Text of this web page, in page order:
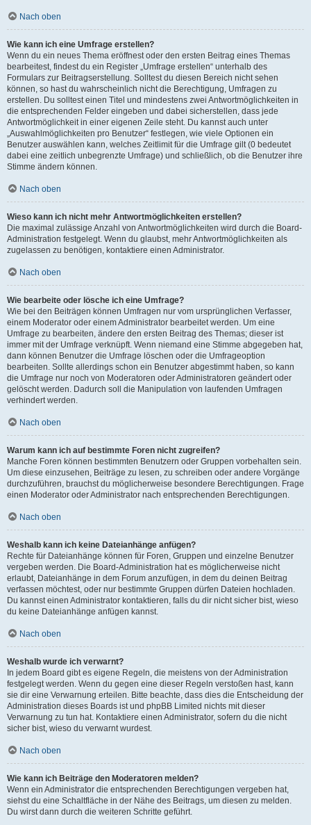
Nach oben
Wie kann ich eine Umfrage erstellen?
Wenn du ein neues Thema eröffnest oder den ersten Beitrag eines Themas
bearbeitest, findest du ein Register „Umfrage erstellen“ unterhalb des
Formulars zur Beitragserstellung. Solltest du diesen Bereich nicht sehen
können, so hast du wahrscheinlich nicht die Berechtigung, Umfragen zu
erstellen. Du solltest einen Titel und mindestens zwei Antwortmöglichkeiten in
die entsprechenden Felder eingeben und dabei sicherstellen, dass jede
Antwortmöglichkeit in einer eigenen Zeile steht. Du kannst auch unter
„Auswahlmöglichkeiten pro Benutzer“ festlegen, wie viele Optionen ein
Benutzer auswählen kann, welches Zeitlimit für die Umfrage gilt (0 bedeutet
dabei eine zeitlich unbegrenzte Umfrage) und schließlich, ob die Benutzer ihre
Stimme ändern können.
Nach oben
Wieso kann ich nicht mehr Antwortmöglichkeiten erstellen?
Die maximal zulässige Anzahl von Antwortmöglichkeiten wird durch die Board-
Administration festgelegt. Wenn du glaubst, mehr Antwortmöglichkeiten als
zugelassen zu benötigen, kontaktiere einen Administrator.
Nach oben
Wie bearbeite oder lösche ich eine Umfrage?
Wie bei den Beiträgen können Umfragen nur vom ursprünglichen Verfasser,
einem Moderator oder einem Administrator bearbeitet werden. Um eine
Umfrage zu bearbeiten, ändere den ersten Beitrag des Themas; dieser ist
immer mit der Umfrage verknüpft. Wenn niemand eine Stimme abgegeben hat,
dann können Benutzer die Umfrage löschen oder die Umfrageoption
bearbeiten. Sollte allerdings schon ein Benutzer abgestimmt haben, so kann
die Umfrage nur noch von Moderatoren oder Administratoren geändert oder
gelöscht werden. Dadurch soll die Manipulation von laufenden Umfragen
verhindert werden.
Nach oben
Warum kann ich auf bestimmte Foren nicht zugreifen?
Manche Foren können bestimmten Benutzern oder Gruppen vorbehalten sein.
Um diese einzusehen, Beiträge zu lesen, zu schreiben oder andere Vorgänge
durchzuführen, brauchst du möglicherweise besondere Berechtigungen. Frage
einen Moderator oder Administrator nach entsprechenden Berechtigungen.
Nach oben
Weshalb kann ich keine Dateianhänge anfügen?
Rechte für Dateianhänge können für Foren, Gruppen und einzelne Benutzer
vergeben werden. Die Board-Administration hat es möglicherweise nicht
erlaubt, Dateianhänge in dem Forum anzufügen, in dem du deinen Beitrag
verfassen möchtest, oder nur bestimmte Gruppen dürfen Dateien hochladen.
Du kannst einen Administrator kontaktieren, falls du dir nicht sicher bist, wieso
du keine Dateianhänge anfügen kannst.
Nach oben
Weshalb wurde ich verwarnt?
In jedem Board gibt es eigene Regeln, die meistens von der Administration
festgelegt werden. Wenn du gegen eine dieser Regeln verstoßen hast, kann
sie dir eine Verwarnung erteilen. Bitte beachte, dass dies die Entscheidung der
Administration dieses Boards ist und phpBB Limited nichts mit dieser
Verwarnung zu tun hat. Kontaktiere einen Administrator, sofern du die nicht
sicher bist, wieso du verwarnt wurdest.
Nach oben
Wie kann ich Beiträge den Moderatoren melden?
Wenn ein Administrator die entsprechenden Berechtigungen vergeben hat,
siehst du eine Schaltfläche in der Nähe des Beitrags, um diesen zu melden.
Du wirst dann durch die weiteren Schritte geführt.